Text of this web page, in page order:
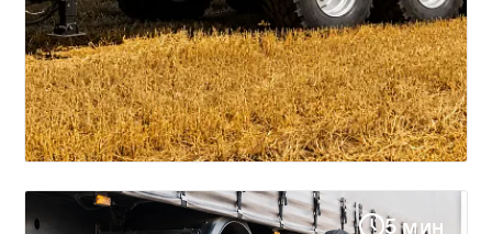
5 мин